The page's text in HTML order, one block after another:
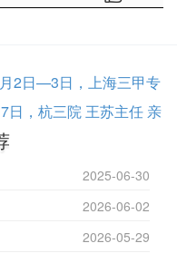
2日—3日，上海三甲专
日，杭三院 王苏主任 亲
2025-06-30
2026-06-02
2026-05-29